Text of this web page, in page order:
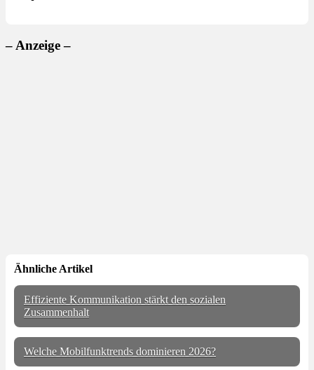
– Anzeige –
Ähnliche Artikel
Effiziente Kommunikation stärkt den sozialen
Zusammenhalt
Welche Mobilfunktrends dominieren 2026?